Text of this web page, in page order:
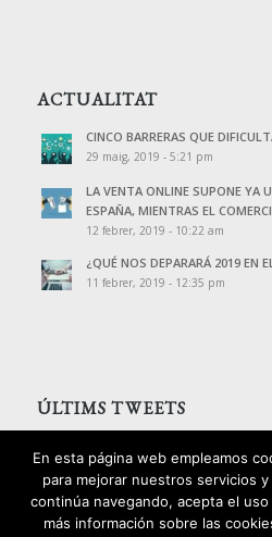
ACTUALITAT
CINCO BARRERAS QUE
29 maig, 2019 - 5:21 pm
LA VENTA ONLINE SUPONE YA
ESPAÑA, MIENTRAS EL
12 febrer, 2019 - 10:22 am
¿QUÉ NOS DEPARARÁ 2019 EN
11 febrer, 2019 - 12:35 pm
ÚLTIMS TWEETS
Tweets de @PalomoAssessors
En esta página web empleamos
para mejorar nuestros servicios
continúa navegando, acepta el
más información sobre las